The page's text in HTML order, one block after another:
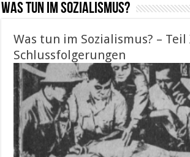
Was tun im Sozialismus?
Was tun im Sozialismus? – Teil
Schlussfolgerungen